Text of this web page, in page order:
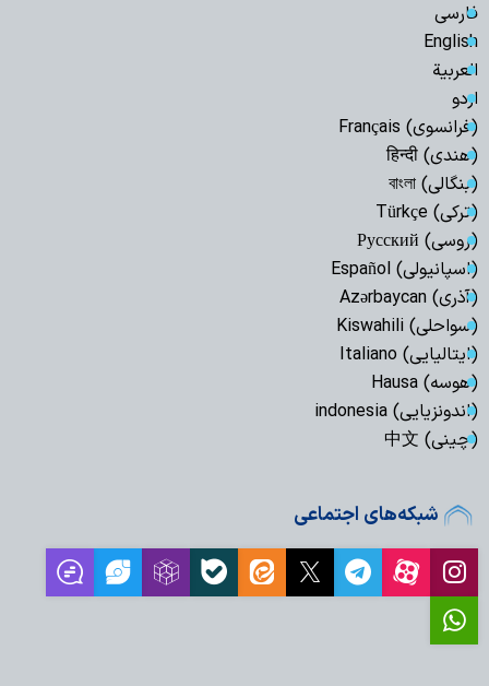
فارسی
English
العربیة
اردو
(فرانسوی) Français
(هندی) हिन्दी
(بنگالی) বাংলা
(ترکی) Türkçe
(روسی) Русский
(اسپانیولی) Español
(آذری) Azərbaycan
(سواحلی) Kiswahili
(ایتالیایی) Italiano
(هوسه) Hausa
(اندونزیایی) indonesia
(چینی) 中文
شبکه‌های اجتماعی